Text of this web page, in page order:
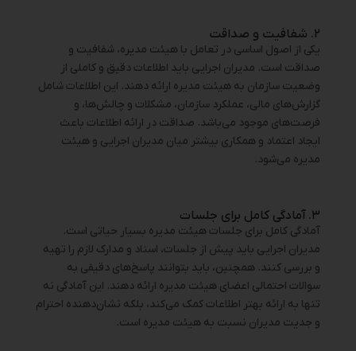
۲. شفافیت و صداقت
یکی از اصول اساسی در تعامل با هیئت مدیره، شفافیت و
صداقت است. مدیران اجرایی باید اطلاعات دقیق و کاملی از
وضعیت سازمان به هیئت مدیره ارائه دهند. این اطلاعات شامل
گزارش‌های مالی، عملکرد سازمان، مشکلات و چالش‌ها، و
فرصت‌های موجود می‌باشد. صداقت در ارائه اطلاعات باعث
ایجاد اعتماد و همکاری بیشتر میان مدیران اجرایی و هیئت
مدیره می‌شود.
۳. آمادگی کامل برای جلسات
آمادگی کامل برای جلسات هیئت مدیره بسیار حیاتی است.
مدیران اجرایی باید پیش از جلسات، اسناد و مدارک لازم را تهیه
و بررسی کنند. همچنین، باید بتوانند پاسخ‌های دقیقی به
سوالات احتمالی اعضای هیئت مدیره ارائه دهند. این آمادگی نه
تنها به ارائه بهتر اطلاعات کمک می‌کند، بلکه نشان‌دهنده احترام
و جدیت مدیران نسبت به هیئت مدیره است.